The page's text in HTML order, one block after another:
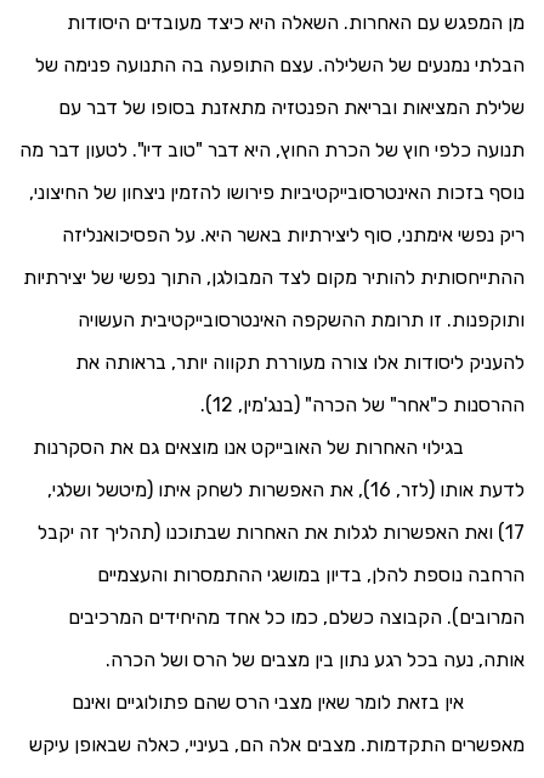
מן המפגש עם האחרות. השאלה היא כיצד מעובדים היסודות
הבלתי נמנעים של השלילה. עצם התופעה בה התנועה פנימה של
שלילת המציאות ובריאת הפנטזיה מתאזנת בסופו של דבר עם
תנועה כלפי חוץ של הכרת החוץ, היא דבר "טוב דיו". לטעון דבר מה
נוסף בזכות האינטרסובייקטיביות פירושו להזמין ניצחון של החיצוני,
ריק נפשי אימתני, סוף ליצירתיות באשר היא. על הפסיכואנליזה
ההתייחסותית להותיר מקום לצד המבולגן, התוך נפשי של יצירתיות
ותוקפנות. זו תרומת ההשקפה האינטרסובייקטיבית העשויה
להעניק ליסודות אלו צורה מעוררת תקווה יותר, בראותה את
ההרסנות כ"אחר" של הכרה" (בנג'מין, 12).
בגילוי האחרות של האובייקט אנו מוצאים גם את הסקרנות
לדעת אותו (לזר, 16), את האפשרות לשחק איתו (מיטשל ושלגי,
17) ואת האפשרות לגלות את האחרות שבתוכנו (תהליך זה יקבל
הרחבה נוספת להלן, בדיון במושגי ההתמסרות והעצמיים
המרובים). הקבוצה כשלם, כמו כל אחד מהיחידים המרכיבים
אותה, נעה בכל רגע נתון בין מצבים של הרס ושל הכרה.
אין בזאת לומר שאין מצבי הרס שהם פתולוגיים ואינם
מאפשרים התקדמות. מצבים אלה הם, בעיניי, כאלה שבאופן עיקש